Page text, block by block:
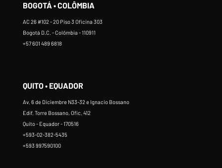
BOGOTÁ • COLÔMBIA
AC 26 #102 - 20 Piso 3 Oficina 303
Bogotá D.C. - Colômbia - 110911
+57 601 489 6818
QUITO • EQUADOR
Av. 6 de Diciembre N33-32 e Ignacio Bossano
Edif. Torre Bossano, Ofic. 412
Quito - Equador - 170516
+593-02-382-5435
+593 997590100